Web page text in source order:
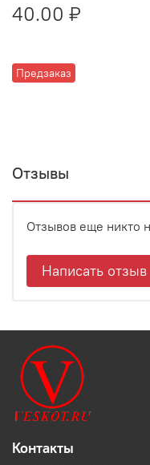
Предзаказ
40.00 ₽
Отзывы
Отзывов еще никто
Написать отзыв
Контакты